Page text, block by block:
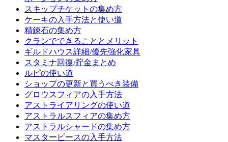
スキップチケットの集め方
ケーキの入手方法と使い道
精錬石の集め方
クランでできることとメリット
ギルドハウス詳細/優先強化家具
スタミナ回復/貯金まとめ
ルピの使い道
ショップの更新と買うべき装備
グロウスフィアの入手方法
アストライアリングの使い道
アストラルスフィアの集め方
アストラルシャードの集め方
マスターピースの入手方法